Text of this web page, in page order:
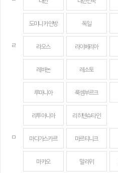
도미니카 연방 독일
ㄹ 라오스 라이베리아
레바논 레소토
루마니아 룩셈부르크
리투아니아 리히텐슈타인
ㅁ 마다가스카르 마르티니크
마카오 말라위